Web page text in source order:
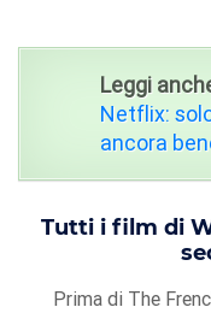
Leggi
Netflix:
ancora
Tutti i film di
Prima di The